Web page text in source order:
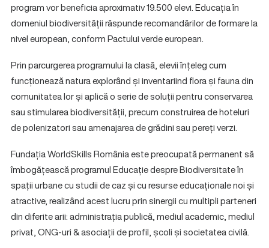
program vor beneficia aproximativ 19.500 elevi. Educația în
domeniul biodiversității răspunde recomandărilor de formare la
nivel european, conform Pactului verde european.
Prin parcurgerea programului la clasă, elevii înțeleg cum
funcționează natura explorând și inventariind flora și fauna din
comunitatea lor și aplică o serie de soluții pentru conservarea
sau stimularea biodiversității, precum construirea de hoteluri
de polenizatori sau amenajarea de grădini sau pereți verzi.
Fundația WorldSkills România este preocupată permanent să
îmbogățească programul Educație despre Biodiversitate în
spații urbane cu studii de caz și cu resurse educaționale noi și
atractive, realizând acest lucru prin sinergii cu multipli parteneri
din diferite arii: administrația publică, mediul academic, mediul
privat, ONG-uri & asociații de profil, școli și societatea civilă.